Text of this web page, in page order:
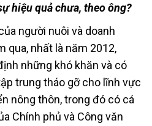
hiệu quả chưa, theo ông?
người nuôi và doanh
qua, nhất là năm 2012,
những khó khăn và có
trung tháo gỡ cho lĩnh vực
nông thôn, trong đó có cá
Chính phủ và Công văn